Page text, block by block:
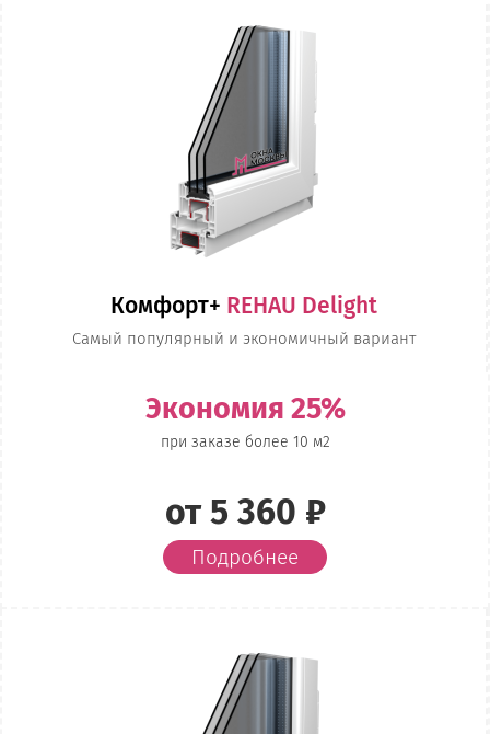
Комфорт+ REHAU Delight
Самый популярный и экономичный вариант
Экономия 25%
при заказе более 10 м2
от 5 360 ₽
Подробнее